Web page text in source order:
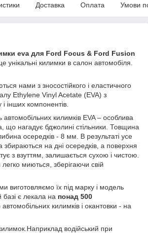
Доставка Оплата Умови
eva для Ford Focus & Ford Fusion
унікальні килимки в салон автомобіля.
нами з зносостійкого і еластичного
Ethylene Vinyl Acetate (EVA) з
інших компонентів.
автомобільних килимків EVA – особлива
що нагадує бджолині стільники. Товщина
осередків - 8 мм. В результаті усе
збираються на дні осередків, а поверхня
з взуттям, залишається сухою і чистою.
миються, зберігаючи свій
виготовляємо їх під марку і модель
є лекала на понад 500
автомобільних килимків і окантовки - на
водійський при